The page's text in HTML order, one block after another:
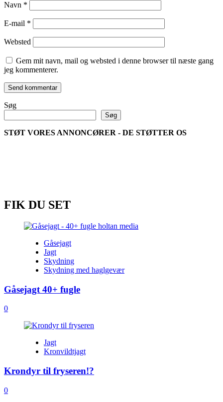
Navn *
E-mail *
Websted
Gem mit navn, mail og websted i denne browser til næste gang
jeg kommenterer.
Søg
Søg
STØT VORES ANNONCØRER - DE STØTTER OS
FIK DU SET
Gåsejagt
Jagt
Skydning
Skydning med haglgevær
Gåsejagt 40+ fugle
0
Jagt
Kronvildtjagt
Krondyr til fryseren!?
0